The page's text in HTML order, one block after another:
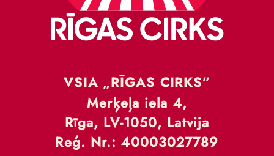
VSIA „RĪGAS CIRKS”
Merķeļa iela 4,
Rīga, LV-1050, Latvija
Reģ. Nr.: 40003027789